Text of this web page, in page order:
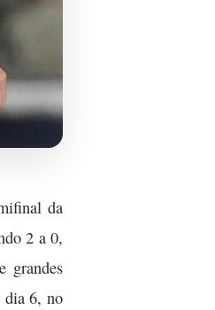
da
2 a 0,
grandes
dia 6, no